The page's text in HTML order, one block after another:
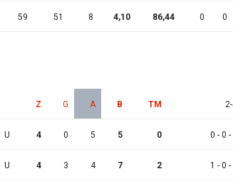
59 51 8 4,10 86,44 0 0
Z G A B TM
U 4 0 5 5 0 0 - 0 -
U 4 3 4 7 2 1 - 0 -